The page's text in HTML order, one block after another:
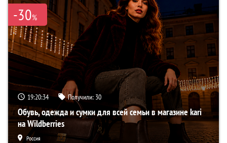
-30%
19:20:33 Получили: 30
Обувь, одежда и сумки для всей семьи в магазине kari
на Wildberries
Россия